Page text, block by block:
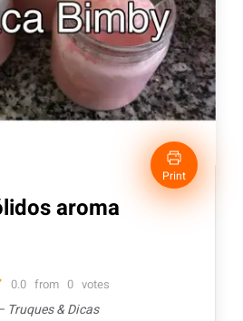
Print
aroma
0.0 from 0 votes
Truques & Dicas